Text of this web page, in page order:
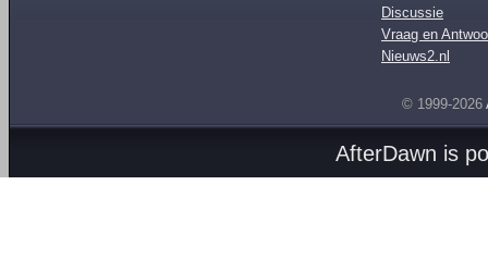
Discussie
Vraag en
Nieuws2.nl
© 1999-2026
AfterDawn is